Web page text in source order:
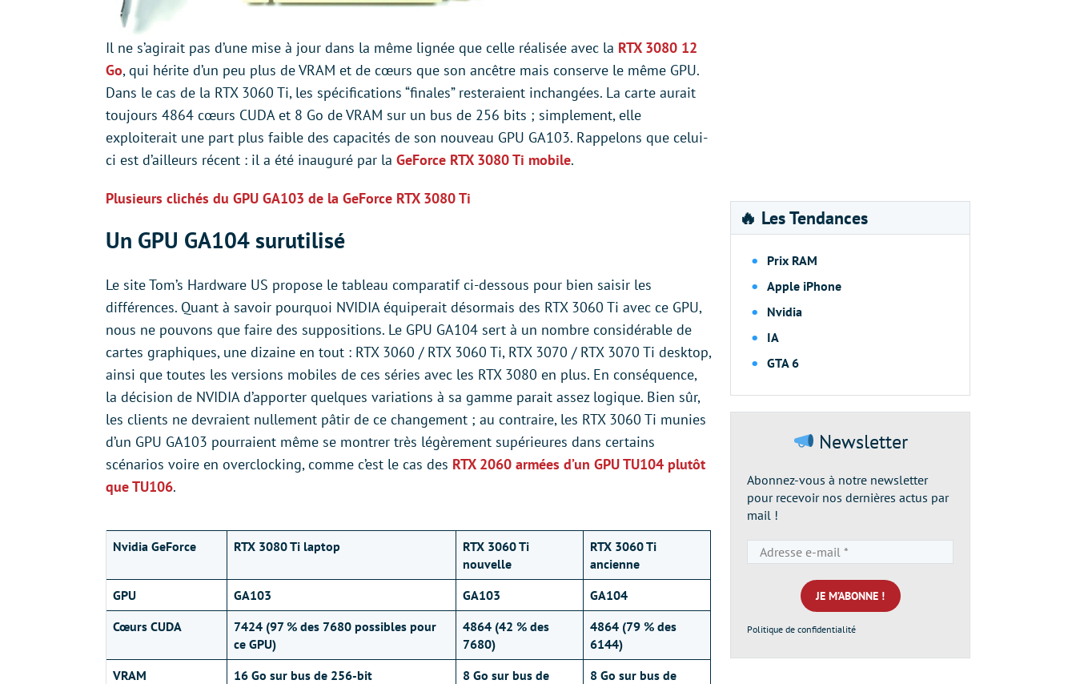
Il ne s’agirait pas d’une mise à jour dans la même lignée que celle réalisée avec la RTX 3080 12
Go, qui hérite d’un peu plus de VRAM et de cœurs que son ancêtre mais conserve le même GPU.
Dans le cas de la RTX 3060 Ti, les spécifications “finales” resteraient inchangées. La carte aurait
toujours 4864 cœurs CUDA et 8 Go de VRAM sur un bus de 256 bits ; simplement, elle
exploiterait une part plus faible des capacités de son nouveau GPU GA103. Rappelons que celui-
ci est d’ailleurs récent : il a été inauguré par la GeForce RTX 3080 Ti mobile.
Plusieurs clichés du GPU GA103 de la GeForce RTX 3080 Ti
Un GPU GA104 surutilisé
Le site Tom’s Hardware US propose le tableau comparatif ci-dessous pour bien saisir les
différences. Quant à savoir pourquoi NVIDIA équiperait désormais des RTX 3060 Ti avec ce GPU,
nous ne pouvons que faire des suppositions. Le GPU GA104 sert à un nombre considérable de
cartes graphiques, une dizaine en tout : RTX 3060 / RTX 3060 Ti, RTX 3070 / RTX 3070 Ti desktop,
ainsi que toutes les versions mobiles de ces séries avec les RTX 3080 en plus. En conséquence,
la décision de NVIDIA d’apporter quelques variations à sa gamme parait assez logique. Bien sûr,
les clients ne devraient nullement pâtir de ce changement ; au contraire, les RTX 3060 Ti munies
d’un GPU GA103 pourraient même se montrer très légèrement supérieures dans certains
scénarios voire en overclocking, comme c’est le cas des RTX 2060 armées d’un GPU TU104 plutôt
que TU106.
Nvidia GeForce RTX 3080 Ti laptop
RTX 3060 Ti
nouvelle
RTX 3060 Ti
ancienne
GPU
GA103 GA103
GA104
Cœurs CUDA
7424 (97 % des 7680 possibles pour
ce GPU)
4864 (42 % des
7680)
4864 (79 % des
6144)
VRAM
16 Go sur bus de 256-bit
8 Go sur bus de
8 Go sur bus de
🔥 Les Tendances
Prix RAM
Apple iPhone
Nvidia
IA
GTA 6
Newsletter
Abonnez-vous à notre newsletter
pour recevoir nos dernières actus par
mail !
e-
mail
*
Politique de confidentialité